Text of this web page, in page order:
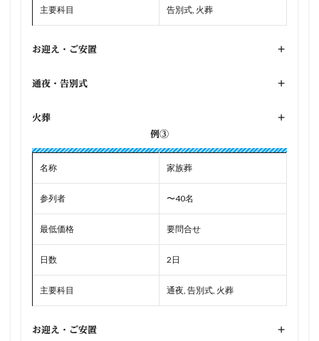
主要科目 告別式, 火葬
お迎え・ご安置 +
通夜・告別式 +
火葬
+
例③
名称 家族葬
参列者 〜40名
最低価格 要問合せ
日数 2日
主要科目 通夜, 告別式, 火葬
お迎え・ご安置 +